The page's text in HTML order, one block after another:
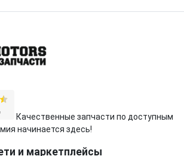
Качественные запчасти по доступным
начинается здесь!
и маркетплейсы